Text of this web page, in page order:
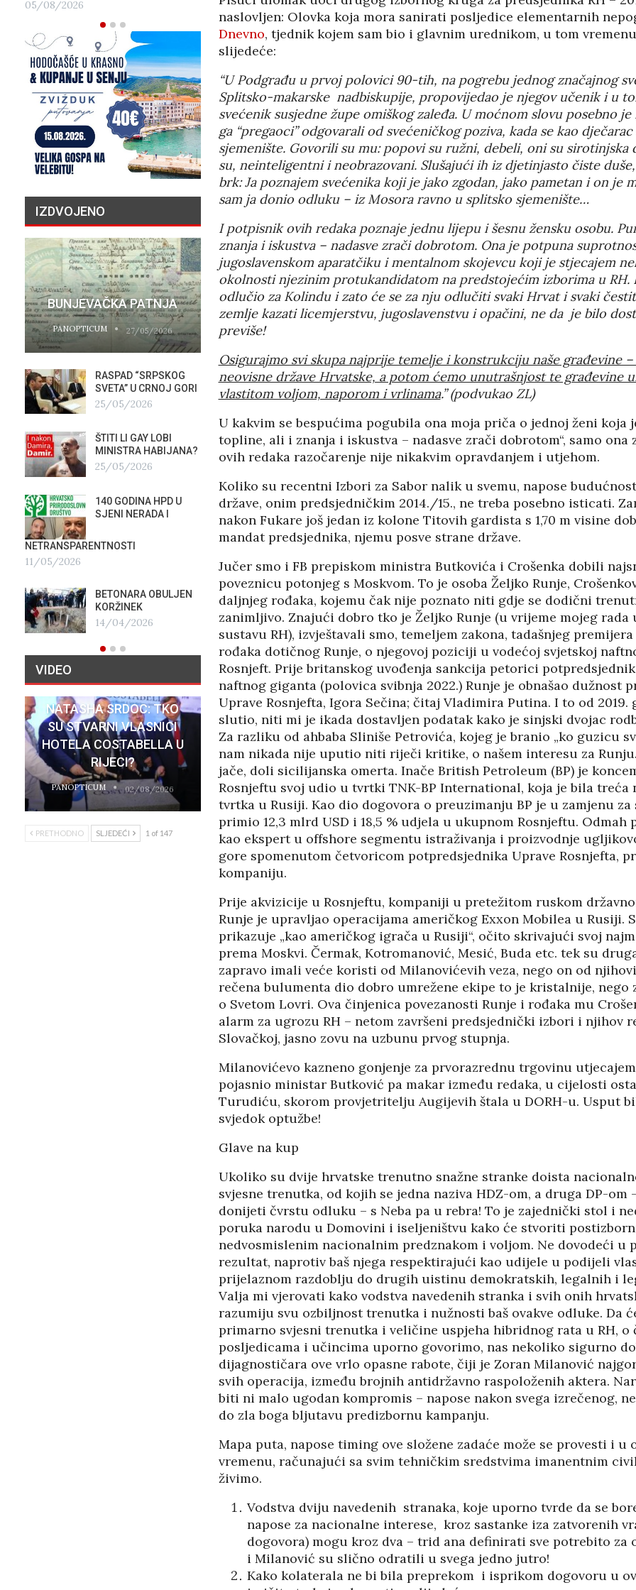
naslovljen: Olovka koja mora sanirati posljedice elementarnih
Dnevno, tjednik kojem sam bio i glavnim urednikom, u tom
slijedeće:
“U Podgrađu u prvoj polovici 90-tih, na pogrebu jednog značajnog
Splitsko-makarske nadbiskupije, propovijedao je njegov učenik i u
svećenik susjedne župe omiškog zaleđa. U moćnom slovu posebno je
ga “pregaoci” odgovarali od svećeničkog poziva, kada se kao
sjemenište. Govorili su mu: popovi su ružni, debeli, oni su sirotinjska
su, neinteligentni i neobrazovani. Slušajući ih iz djetinjasto čiste
brk: Ja poznajem svećenika koji je jako zgodan, jako pametan i on je
sam ja donio odluku – iz Mosora ravno u splitsko sjemenište…
I potpisnik ovih redaka poznaje jednu lijepu i šesnu žensku osobu.
znanja i iskustva – nadasve zrači dobrotom. Ona je potpuna
jugoslavenskom aparatčiku i mentalnom skojevcu koji je stjecajem
okolnosti njezinim protukandidatom na predstojećim izborima u RH.
odlučio za Kolindu i zato će se za nju odlučiti svaki Hrvat i svaki
zemlje kazati licemjerstvu, jugoslavenstvu i opačini, ne da je bilo
previše!
Osigurajmo svi skupa najprije temelje i konstrukciju naše građevine
neovisne države Hrvatske, a potom ćemo unutrašnjost te građevine
vlastitom voljom, naporom i vrlinama.” (podvukao ZL)
U kakvim se bespućima pogubila ona moja priča o jednoj ženi koja
topline, ali i znanja i iskustva – nadasve zrači dobrotom“, samo ona
ovih redaka razočarenje nije nikakvim opravdanjem i utjehom.
Koliko su recentni Izbori za Sabor nalik u svemu, napose
države, onim predsjedničkim 2014./15., ne treba posebno isticati.
nakon Fukare još jedan iz kolone Titovih gardista s 1,70 m visine
mandat predsjednika, njemu posve strane države.
Jučer smo i FB prepiskom ministra Butkovića i Crošenka dobili
poveznicu potonjeg s Moskvom. To je osoba Željko Runje,
daljnjeg rođaka, kojemu čak nije poznato niti gdje se dodični
zanimljivo. Znajući dobro tko je Željko Runje (u vrijeme mojeg rada
sustavu RH), izvještavali smo, temeljem zakona, tadašnjeg premijera
rođaka dotičnog Runje, o njegovoj poziciji u vodećoj svjetskoj
Rosnjeft. Prije britanskog uvođenja sankcija petorici
naftnog giganta (polovica svibnja 2022.) Runje je obnašao dužnost
Uprave Rosnjefta, Igora Sečina; čitaj Vladimira Putina. I to od 2019.
slutio, niti mi je ikada dostavljen podatak kako je sinjski dvojac
Za razliku od ahbaba Sliniše Petrovića, kojeg je branio „ko guzicu
nam nikada nije uputio niti riječi kritike, o našem interesu za
jače, doli sicilijanska omerta. Inače British Petroleum (BP) je
Rosnjeftu svoj udio u tvrtki TNK-BP International, koja je bila treća
tvrtka u Rusiji. Kao dio dogovora o preuzimanju BP je u zamjenu za
primio 12,3 mlrd USD i 18,5 % udjela u ukupnom Rosnjeftu. Odmah
kao ekspert u offshore segmentu istraživanja i proizvodnje
gore spomenutom četvoricom potpredsjednika Uprave Rosnjefta,
kompaniju.
Prije akvizicije u Rosnjeftu, kompaniji u pretežitom ruskom
Runje je upravljao operacijama američkog Exxon Mobilea u Rusiji.
prikazuje „kao američkog igrača u Rusiji“, očito skrivajući svoj
prema Moskvi. Čermak, Kotromanović, Mesić, Buda etc. tek su
zapravo imali veće koristi od Milanovićevih veza, nego on od
rečena bulumenta dio dobro umrežene ekipe to je kristalnije, nego
o Svetom Lovri. Ova činjenica povezanosti Runje i rođaka mu
alarm za ugrozu RH – netom završeni predsjednički izbori i njihov
Slovačkoj, jasno zovu na uzbunu prvog stupnja.
Milanovićevo kazneno gonjenje za prvorazrednu trgovinu
pojasnio ministar Butković pa makar između redaka, u cijelosti
Turudiću, skorom provjetritelju Augijevih štala u DORH-u. Usput
svjedok optužbe!
Glave na kup
Ukoliko su dvije hrvatske trenutno snažne stranke doista
svjesne trenutka, od kojih se jedna naziva HDZ-om, a druga DP-om
donijeti čvrstu odluku – s Neba pa u rebra! To je zajednički stol i
poruka narodu u Domovini i iseljeništvu kako će stvoriti
nedvosmislenim nacionalnim predznakom i voljom. Ne dovodeći u
rezultat, naprotiv baš njega respektirajući kao udijele u podijeli
prijelaznom razdoblju do drugih uistinu demokratskih, legalnih i
Valja mi vjerovati kako vodstva navedenih stranka i svih onih
razumiju svu ozbiljnost trenutka i nužnosti baš ovakve odluke. Da
primarno svjesni trenutka i veličine uspjeha hibridnog rata u RH, o
posljedicama i učincima uporno govorimo, nas nekoliko sigurno
dijagnostičara ove vrlo opasne rabote, čiji je Zoran Milanović
svih operacija, između brojnih antidržavno raspoloženih aktera.
biti ni malo ugodan kompromis – napose nakon svega izrečenog,
do zla boga bljutavu predizbornu kampanju.
Mapa puta, napose timing ove složene zadaće može se provesti i u
vremenu, računajući sa svim tehničkim sredstvima imanentnim
živimo.
Vodstva dviju navedenih stranaka, koje uporno tvrde da se
napose za nacionalne interese, kroz sastanke iza zatvorenih
dogovora) mogu kroz dva – trid ana definirati sve potrebito za
i Milanović su slično odratili u svega jedno jutro!
Kako kolaterala ne bi bila preprekom i isprikom dogovoru u
05/08/2026 05/
IZDVOJENO
BUNJEVAČKA PATNJA
PANOPTICUM 27/05/2026
RASPAD “SRPSKOG
SVETA” U CRNOJ GORI
25/05/2026
ŠTITI LI GAY LOBI
MINISTRA HABIJANA?
25/05/2026
140 GODINA HPD U
SJENI NERADA I
NETRANSPARENTNOSTI
11/05/2026
BETONARA OBULJEN
KORŽINEK
14/04/2026
PRIČA O NESTALIM
MILIJUNIMA
PANOPTICUM
GALERIJA FORUM ILI
AGITPROP GALERIJA
04/03/2026
NEZNANJE FIZIKE U
SLUŽBI POLITIKE
16/02/2026
ČIJE SU OGROMNE
ZLATNE REZERVE U
ITALIJI?
12/02/2026
TUĐMANOVA
OSTAVŠTINA: NAKON
AIRBUSA STIGLI
RAFALI
17/01/2026
HRVATI U VOJVODINI
OSUĐENI NA
ASIMILACIJU
AKADEMSKE VEZE:
ULOGA KINE U
HRVATSKOJ
07/01/2026
KORIJENI HRVATSKOG
NACIONALIZMA
ZNANOST U SLUŽBI
FESTIVALA ISTINE
22/12/2025
POKLONICI BRANKA
MAMULE U MARŠU
PROTIV HR
08/12/2025
11/
VIDEO
NATASHA SRDOC: TKO
SU STVARNI VLASNICI
HOTELA COSTABELLA U
RIJECI?
PANOPTICUM 02/08/2026
PRETHODNO SLJEDEĆI 1 of 147